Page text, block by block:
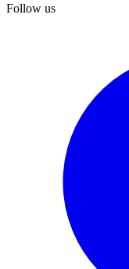
Follow us